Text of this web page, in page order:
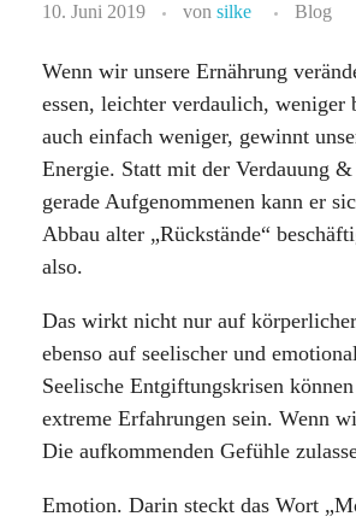
10. Juni 2019 von silke Blog
Wenn wir unsere Ernährung
essen, leichter verdaulich, weniger
auch einfach weniger, gewinnt
Energie. Statt mit der Verdauung
gerade Aufgenommenen kann er
Abbau alter „Rückstände“
also.
Das wirkt nicht nur auf
ebenso auf seelischer und
Seelische Entgiftungskrisen
extreme Erfahrungen sein. Wenn
Die aufkommenden Gefühle
Emotion. Darin steckt das Wort